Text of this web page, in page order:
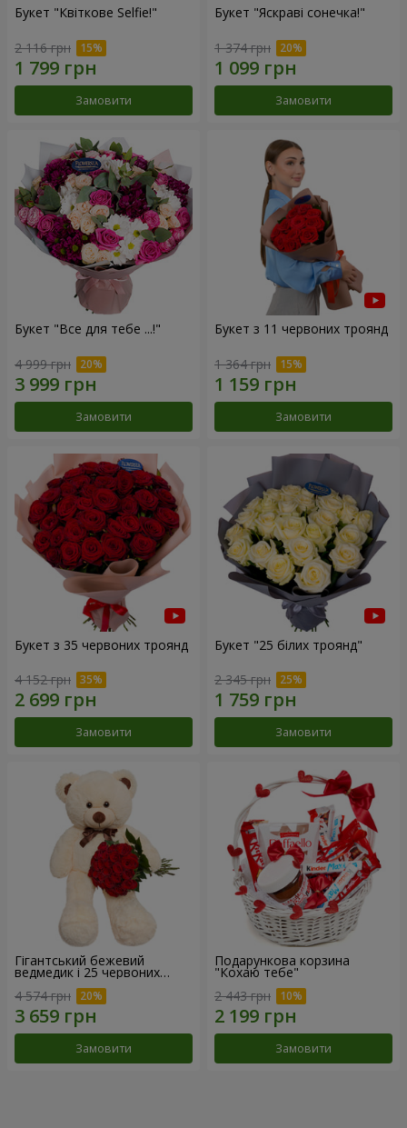
Букет "Квіткове Selfie!"
2 116 грн
Замовити
Букет "Яскраві сонечка!"
1 374 грн
Замовити
Букет "Все для тебе ...!"
4 999 грн
Замовити
Букет з 11 червоних троянд
1 364 грн
Замовити
Букет з 35 червоних троянд
4 152 грн
Замовити
Букет "25 білих троянд"
2 345 грн
Замовити
Гігантський бежевий
ведмедик і 25 червоних
троянд
4 574 грн
Замовити
Подарункова корзина
"Кохаю тебе"
2 443 грн
Замовити